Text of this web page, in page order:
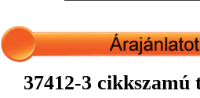
37412-3 cikkszamú